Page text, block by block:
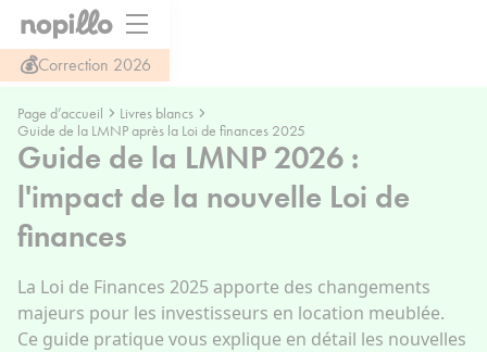
💰Correction 2026
Page d’accueil
Livres blancs
Guide de la LMNP après la Loi de finances 2025
Guide de la LMNP 2026 :
l'impact de la nouvelle Loi de
finances
La Loi de Finances 2025 apporte des changements
majeurs pour les investisseurs en location meublée.
Ce guide pratique vous explique en détail les nouvelles